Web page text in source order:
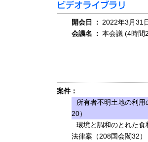
開会日 ： 2022年3月31
会議名
： 本会議 (4時間
案件：
所有者不明土地の利
20）
環境と調和のとれた
法律案（208国会閣32）